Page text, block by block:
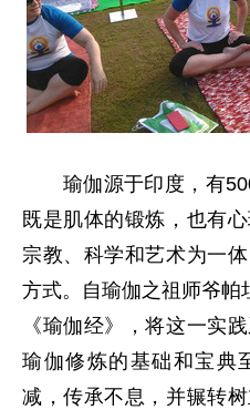
瑜伽源于印度，有
既是肌体的锻炼，也有
宗教、科学和艺术为一
方式。自瑜伽之祖师爷帕
《瑜伽经》，将这一实
瑜伽修炼的基础和宝典
减，传承不息，并辗转